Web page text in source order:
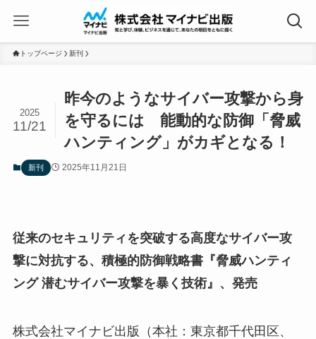
トップページ 新刊
昨今のようなサイバー攻撃から身
を守るには 能動的な防御「脅威
ハンティング」がカギとなる！
2025
11/21
新刊 2025年11月21日
従来のセキュリティを突破する高度なサイバー攻
撃に対抗する、積極的防御戦略書『脅威ハンティ
ング 潜むサイバー攻撃を暴く技術』、発売
株式会社マイナビ出版（本社：東京都千代田区、